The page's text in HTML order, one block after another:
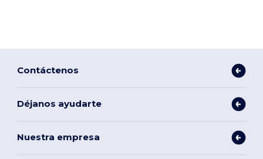
Contáctenos
Déjanos ayudarte
Nuestra empresa